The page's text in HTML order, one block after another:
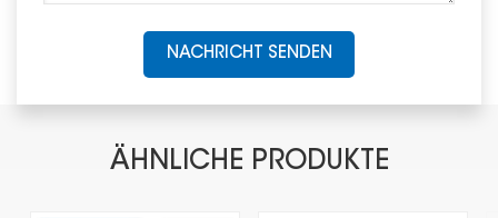
NACHRICHT SENDEN
ÄHNLICHE PRODUKTE